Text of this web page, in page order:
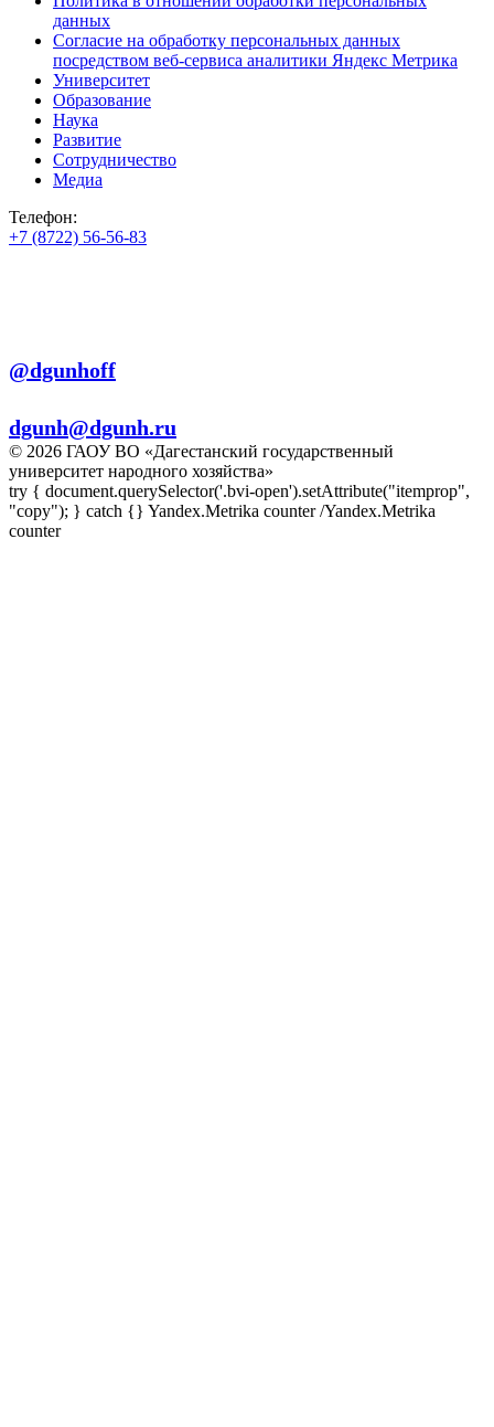
данных
Согласие на обработку персональных данных
посредством веб-сервиса аналитики Яндекс Метрика
Университет
Образование
Наука
Развитие
Сотрудничество
Медиа
Телефон:
+7 (8722) 56-56-83
@dgunhoff
dgunh@dgunh.ru
© 2026 ГАОУ ВО «Дагестанский государственный
университет народного хозяйства»
try { document.querySelector('.bvi-open').setAttribute("itemprop",
"copy"); } catch {} Yandex.Metrika counter/Yandex.Metrika
counter